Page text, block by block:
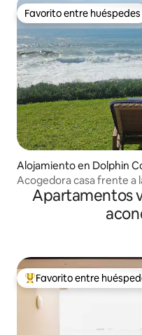
Favorito entre huéspedes
Favorito entre huéspedes
Alojamiento en Dolphin
Acogedora casa frente a
Manor
Apartamentos
Favorito entre
Favorito entre